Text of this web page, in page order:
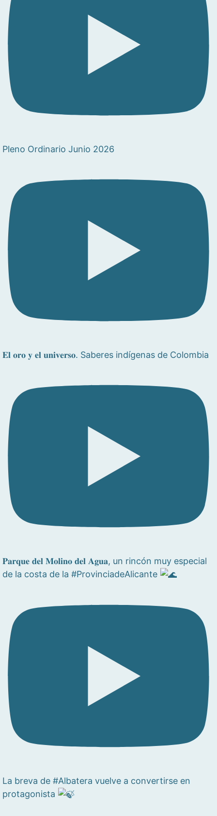
Pleno Ordinario Junio 2026
𝐄𝐥 𝐨𝐫𝐨 𝐲 𝐞𝐥 𝐮𝐧𝐢𝐯𝐞𝐫𝐬𝐨. Saberes indígenas de Colombia
𝐏𝐚𝐫𝐪𝐮𝐞 𝐝𝐞𝐥 𝐌𝐨𝐥𝐢𝐧𝐨 𝐝𝐞𝐥 𝐀𝐠𝐮𝐚, un rincón muy especial
de la costa de la #ProvinciadeAlicante
La breva de #Albatera vuelve a convertirse en
protagonista